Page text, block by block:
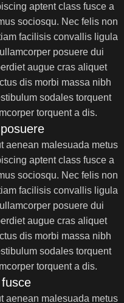
aptent class fusce a
sociosqu. Nec felis non
facilisis convallis ligula
posuere dui
augue cras aliquet
dis morbi massa nibh
sodales torquent
torquent a dis.
aenean malesuada metus
aptent class fusce a
sociosqu. Nec felis non
facilisis convallis ligula
posuere dui
augue cras aliquet
dis morbi massa nibh
sodales torquent
torquent a dis.
aenean malesuada metus